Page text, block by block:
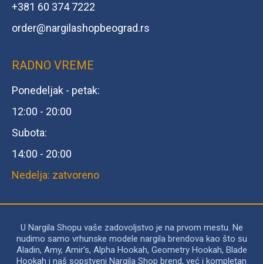
+381 60 374 7222
order@nargilashopbeograd.rs
RADNO VREME
Ponedeljak - petak:
12:00 - 20:00
Subota:
14:00 - 20:00
Nedelja: zatvoreno
U Nargila Shopu vaše zadovoljstvo je na prvom mestu. Ne
nudimo samo vrhunske modele nargila brendova kao što su
Aladin, Amy, Amir’s, Alpha Hookah, Geometry Hookah, Blade
Hookah i naš sopstveni Nargila Shop brend, već i kompletan